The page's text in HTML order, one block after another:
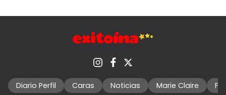
Diario Perfil Caras Noticias Marie Claire